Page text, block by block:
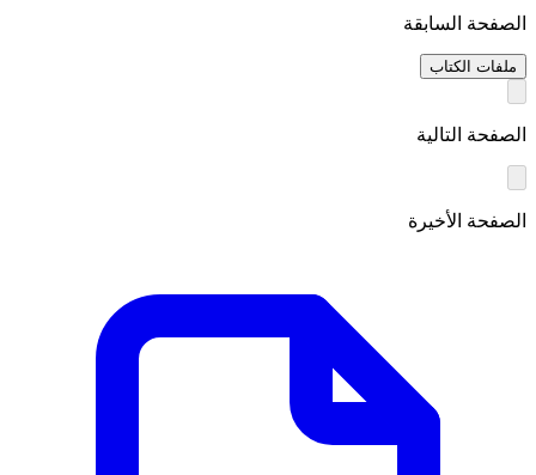
الصفحة السابقة
ملفات الكتاب
الصفحة التالية
الصفحة الأخيرة